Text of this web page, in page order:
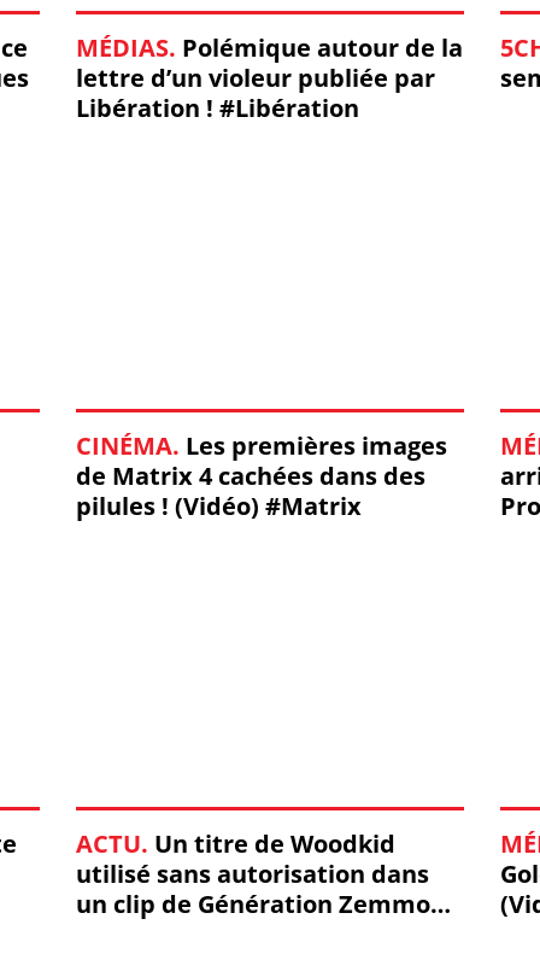
MÉDIAS. Polémique autour de la
lettre d’un violeur publiée par
Libération ! #Libération
CINÉMA. Les premières images
de Matrix 4 cachées dans des
pilules ! (Vidéo) #Matrix
ACTU. Un titre de Woodkid
utilisé sans autorisation dans
un clip de Génération Zemmour